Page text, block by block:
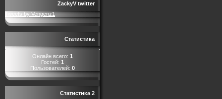
ZackyV twitter
Tweets by Vengenz1
Статистика
Онлайн всего: 1
Гостей: 1
Пользователей: 0
Статистика 2